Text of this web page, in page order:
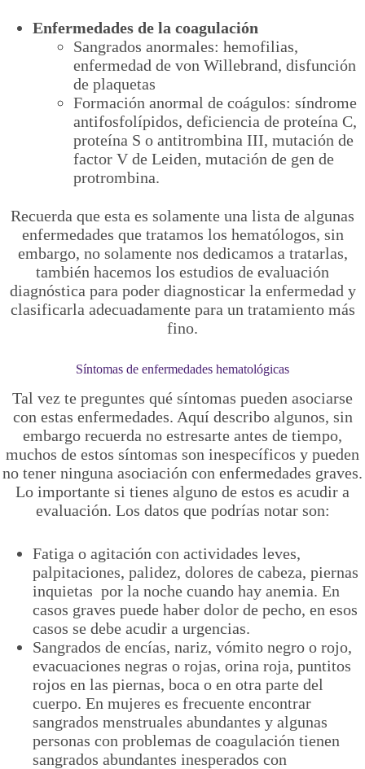
Enfermedades de la coagulación
Sangrados anormales: hemofilias,
enfermedad de von Willebrand, disfunción
de plaquetas
Formación anormal de coágulos: síndrome
antifosfolípidos, deficiencia de proteína C,
proteína S o antitrombina III, mutación de
factor V de Leiden, mutación de gen de
protrombina.
Recuerda que esta es solamente una lista de algunas
enfermedades que tratamos los hematólogos, sin
embargo, no solamente nos dedicamos a tratarlas,
también hacemos los estudios de evaluación
diagnóstica para poder diagnosticar la enfermedad y
clasificarla adecuadamente para un tratamiento más
fino.
Síntomas de enfermedades hematológicas
Tal vez te preguntes qué síntomas pueden asociarse
con estas enfermedades. Aquí describo algunos, sin
embargo recuerda no estresarte antes de tiempo,
muchos de estos síntomas son inespecíficos y pueden
no tener ninguna asociación con enfermedades graves.
Lo importante si tienes alguno de estos es acudir a
evaluación. Los datos que podrías notar son:
Fatiga o agitación con actividades leves,
palpitaciones, palidez, dolores de cabeza, piernas
inquietas por la noche cuando hay anemia. En
casos graves puede haber dolor de pecho, en esos
casos se debe acudir a urgencias.
Sangrados de encías, nariz, vómito negro o rojo,
evacuaciones negras o rojas, orina roja, puntitos
rojos en las piernas, boca o en otra parte del
cuerpo. En mujeres es frecuente encontrar
sangrados menstruales abundantes y algunas
personas con problemas de coagulación tienen
sangrados abundantes inesperados con